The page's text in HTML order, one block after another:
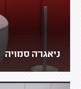
ניאגרה סמויה